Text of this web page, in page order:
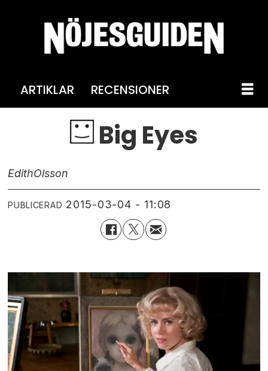
ARTIKLAR RECENSIONER
Big Eyes
EdithOlsson
PUBLICERAD 2015-03-04 - 11:08